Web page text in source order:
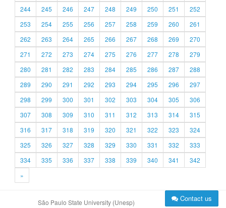
244
245 246 247 248 249 250 251
252
253
254 255 256 257 258 259 260
261
262
263 264 265 266 267 268 269
270
271
272 273 274 275 276 277 278
279
280
281 282 283 284 285 286 287
288
289
290 291 292 293 294 295 296
297
298
299 300 301 302 303 304 305
306
307
308 309 310 311 312 313 314
315
316
317 318 319 320 321 322 323
324
325
326 327 328 329 330 331 332
333
334
335 336 337 338 339 340 341
342
»
São Paulo State University (Unesp) Contact us